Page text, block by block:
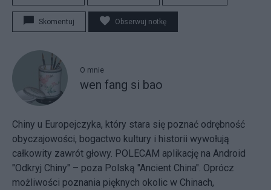
Skomentuj Obserwuj notkę
O mnie
wen fang si bao
Chiny u Europejczyka, który stara się poznać odrębność
obyczajowości, bogactwo kultury i historii wywołują
całkowity zawrót głowy. POLECAM aplikację na Android
"Odkryj Chiny" – poza Polską "Ancient China". Oprócz
możliwości poznania pięknych okolic w Chinach,